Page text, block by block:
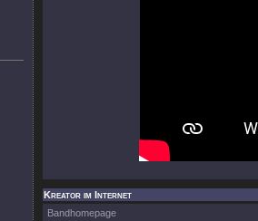
Kreator im Internet
Bandhomepage